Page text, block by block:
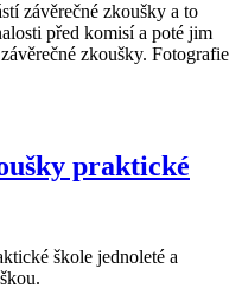
závěrečné zkoušky a to
před komisí a poté jim
zkoušky. Fotografie
praktické
škole jednoleté a